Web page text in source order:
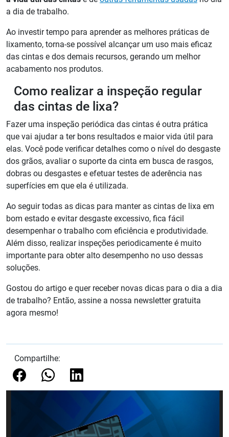
a dia de trabalho.
Ao investir tempo para aprender as melhores práticas de
lixamento, torna-se possível alcançar um uso mais eficaz
das cintas e dos demais recursos, gerando um melhor
acabamento nos produtos.
Como realizar a inspeção regular
das cintas de lixa?
Fazer uma inspeção periódica das cintas é outra prática
que vai ajudar a ter bons resultados e maior vida útil para
elas. Você pode verificar detalhes como o nível do desgaste
dos grãos, avaliar o suporte da cinta em busca de rasgos,
dobras ou desgastes e efetuar testes de aderência nas
superfícies em que ela é utilizada.
Ao seguir todas as dicas para manter as cintas de lixa em
bom estado e evitar desgaste excessivo, fica fácil
desempenhar o trabalho com eficiência e produtividade.
Além disso, realizar inspeções periodicamente é muito
importante para obter alto desempenho no uso dessas
soluções.
Gostou do artigo e quer receber novas dicas para o dia a dia
de trabalho? Então, assine a nossa newsletter gratuita
agora mesmo!
Compartilhe: